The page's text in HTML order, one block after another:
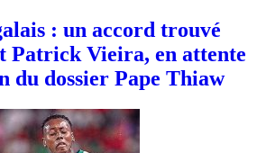
: un accord trouvé
Patrick Vieira, en attente
du dossier Pape Thiaw